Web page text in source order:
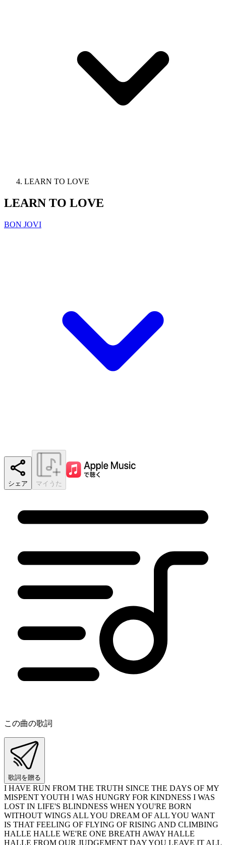
LEARN TO LOVE
LEARN TO LOVE
BON JOVI
シェア マイうた
この曲の歌詞
歌詞を贈る
I HAVE RUN FROM THE TRUTH SINCE THE DAYS OF MY
MISPENT YOUTH I WAS HUNGRY FOR KINDNESS I WAS
LOST IN LIFE'S BLINDNESS WHEN YOU'RE BORN
WITHOUT WINGS ALL YOU DREAM OF ALL YOU WANT
IS THAT FEELING OF FLYING OF RISING AND CLIMBING
HALLE HALLE WE'RE ONE BREATH AWAY HALLE
HALLE FROM OUR JUDGEMENT DAY YOU LEAVE IT ALL